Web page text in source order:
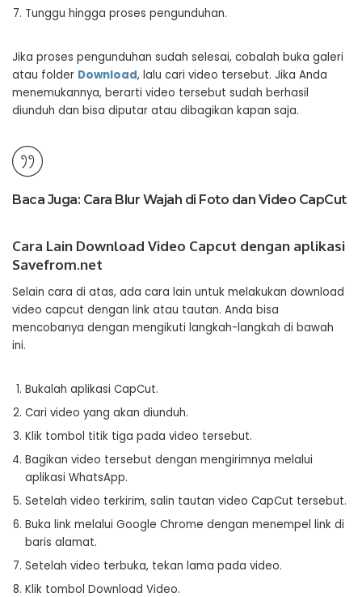
Tunggu hingga proses pengunduhan.
Jika proses pengunduhan sudah selesai, cobalah buka galeri
atau folder Download, lalu cari video tersebut. Jika Anda
menemukannya, berarti video tersebut sudah berhasil
diunduh dan bisa diputar atau dibagikan kapan saja.
Baca Juga: Cara Blur Wajah di Foto dan Video CapCut
Cara Lain Download Video Capcut dengan aplikasi
Savefrom.net
Selain cara di atas, ada cara lain untuk melakukan download
video capcut dengan link atau tautan. Anda bisa
mencobanya dengan mengikuti langkah-langkah di bawah
ini.
Bukalah aplikasi CapCut.
Cari video yang akan diunduh.
Klik tombol titik tiga pada video tersebut.
Bagikan video tersebut dengan mengirimnya melalui
aplikasi WhatsApp.
Setelah video terkirim, salin tautan video CapCut tersebut.
Buka link melalui Google Chrome dengan menempel link di
baris alamat.
Setelah video terbuka, tekan lama pada video.
Klik tombol Download Video.